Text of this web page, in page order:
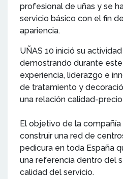
profesional de uñas y se
servicio básico con el fin
apariencia.
UÑAS 10 inició su
demostrando durante
experiencia, liderazgo e
de tratamiento y
una relación calidad-
El objetivo de la
construir una red de
pedicura en toda España
una referencia dentro del
calidad del servicio.